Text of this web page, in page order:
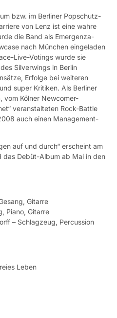
bzw. im Berliner Popschutz-
von Lenz ist eine wahre
die Band als Emergenza-
nach München eingeladen
Live-Votings wurde sie
Silverwings in Berlin
Erfolge bei weiteren
super Kritiken. Als Berliner
vom Kölner Newcomer-
veranstalteten Rock-Battle
auch einen Management-
auf und durch“ erscheint am
Debüt-Album ab Mai in den
Gitarre
Piano, Gitarre
– Schlagzeug, Percussion
Leben